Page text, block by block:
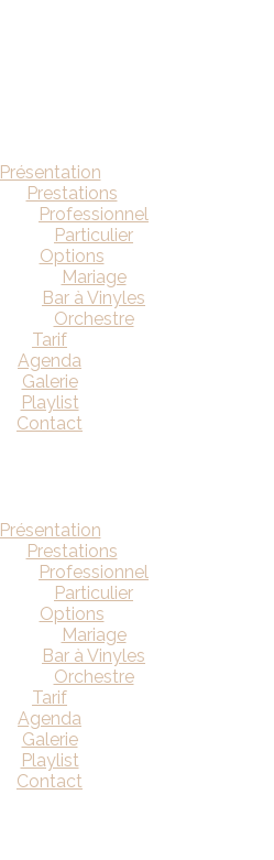
Présentation
Prestations
Professionnel
Particulier
Options
Mariage
Bar à Vinyles
Orchestre
Tarif
Agenda
Galerie
Playlist
Contact
Présentation
Prestations
Professionnel
Particulier
Options
Mariage
Bar à Vinyles
Orchestre
Tarif
Agenda
Galerie
Playlist
Contact